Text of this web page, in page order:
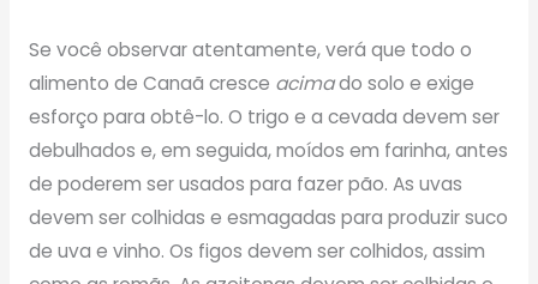
Se você observar atentamente, verá que todo o
alimento de Canaã cresce acimado solo e exige
esforço para obtê-lo. O trigo e a cevada devem ser
debulhados e, em seguida, moídos em farinha, antes
de poderem ser usados para fazer pão. As uvas
devem ser colhidas e esmagadas para produzir suco
de uva e vinho. Os figos devem ser colhidos, assim